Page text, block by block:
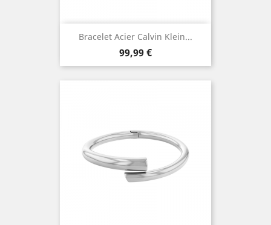
Bracelet Acier Calvin Klein...
Prix
99,99 €